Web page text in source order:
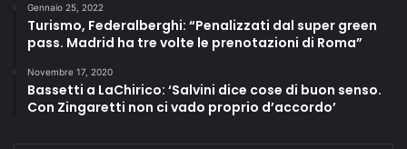
Gennaio 25, 2022
Turismo, Federalberghi: “Penalizzati dal super green
pass. Madrid ha tre volte le prenotazioni di Roma”
Novembre 17, 2020
Bassetti a LaChirico: ‘Salvini dice cose di buon senso.
Con Zingaretti non ci vado proprio d’accordo’